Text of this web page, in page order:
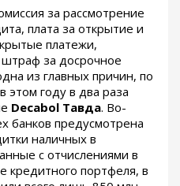
за рассмотрение
плата за открытие и
платежи,
штраф за досрочное
из главных причин, по
этом году в два раза
Decabol Тавда. Во-
банков предусмотрена
наличных в
с отчислениями в
кредитного портфеля, в